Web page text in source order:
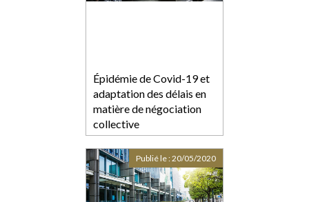
Épidémie de Covid-19 et
adaptation des délais en
matière de négociation
collective
Publié le :20/05/2020